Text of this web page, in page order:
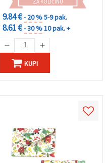
9.84 €- 20 %5-9 pak.
8.61 €- 30 %10 pak. +
KUPI